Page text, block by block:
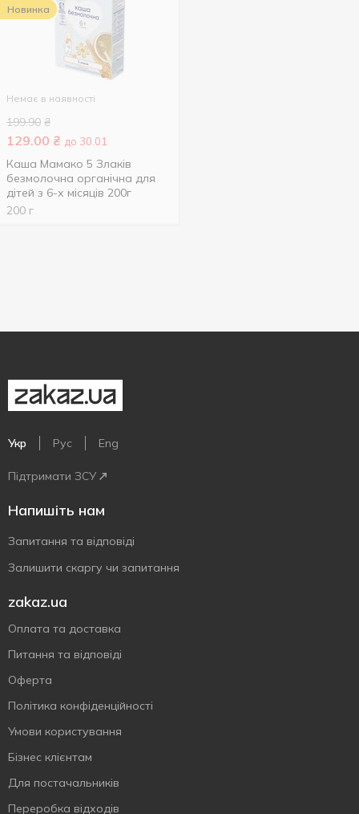
Новинка
Немає в наявності
199.90 ₴
129.00 ₴ до 30.01
Каша Мамако 5 Злаків
безмолочна органічна для
дітей з 6-х місяців 200г
200 г
Укр Рус Eng
Підтримати ЗСУ
Напишіть нам
Запитання та відповіді
Залишити скаргу чи запитання
zakaz.ua
Оплата та доставка
Питання та відповіді
Оферта
Політика конфіденційності
Умови користування
Бізнес клієнтам
Для постачальників
Переробка відходів